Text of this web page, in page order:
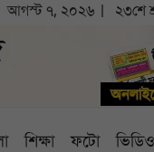
আগস্ট ৭, ২০২৬ ২৩শে
শিক্ষা ফটো ভিডিও